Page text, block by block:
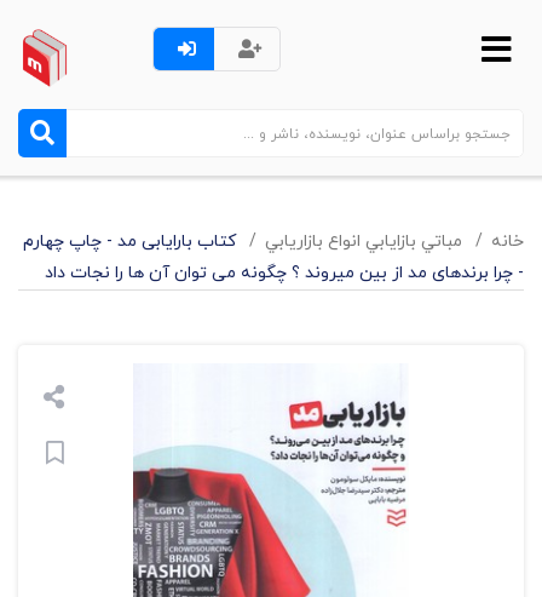
خانه مباتي بازايابي انواع بازاريابي
کتاب بارایابی مد - چاپ چهارم
- چرا برندهای مد از بین میروند ؟ چگونه می توان آن ها را نجات داد